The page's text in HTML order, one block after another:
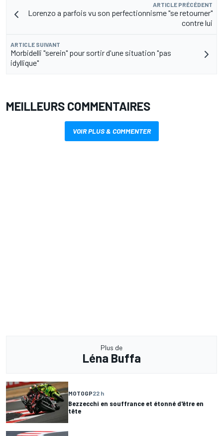
ARTICLE PRÉCÉDENT
Lorenzo a parfois vu son perfectionnisme "se retourner"
contre lui
ARTICLE SUIVANT
Morbidelli "serein" pour sortir d'une situation "pas
idyllique"
MEILLEURS COMMENTAIRES
VOIR PLUS & COMMENTER
Plus de
Léna Buffa
MOTOGP22 h
Bezzecchi en souffrance et étonné d'être en
tête